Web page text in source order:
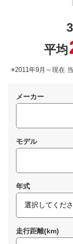
平均
※2011年9月～現在
メーカー
モデル
年式
走行距離(km)